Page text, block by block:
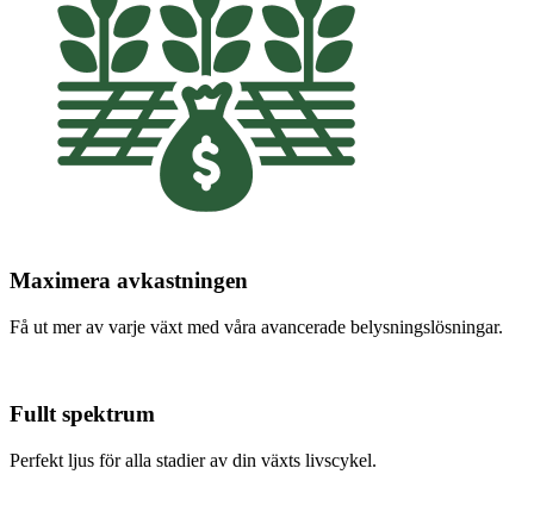
Maximera avkastningen
Få ut mer av varje växt med våra avancerade belysningslösningar.
Fullt spektrum
Perfekt ljus för alla stadier av din växts livscykel.